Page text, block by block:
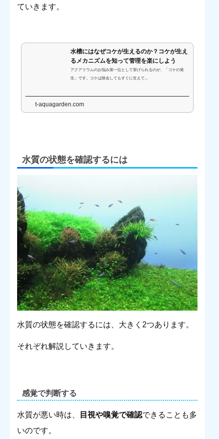
ていきます。
水槽にはなぜコケが生えるのか？コケが生え
るメカニズムを知って管理を楽にしよう
アクアリウムのお悩み第一位として挙げられるのが、「コケの発
生」です。コケは除去してもすぐに生えて...
t-aquagarden.com
水質の状態を確認するには
水質の状態を確認するには、大きく2つあります。
それぞれ解説していきます。
感覚で判断する
水質が悪い時は、 目視や嗅覚で確認できることも多
いのです。